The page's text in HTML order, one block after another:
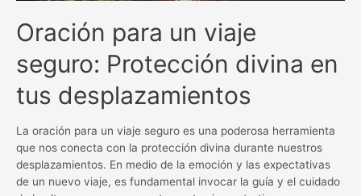
Oración para un viaje
seguro: Protección divina en
tus desplazamientos
La oración para un viaje seguro es una poderosa herramienta
que nos conecta con la protección divina durante nuestros
desplazamientos. En medio de la emoción y las expectativas
de un nuevo viaje, es fundamental invocar la guía y el cuidado